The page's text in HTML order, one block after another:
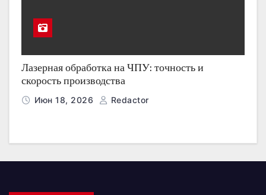
Лазерная обработка на ЧПУ: точность и
скорость производства
Июн 18, 2026 Redactor